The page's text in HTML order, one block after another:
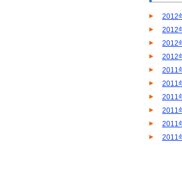
2012
2012
2012
2012
2011
2011
2011
2011
2011
2011